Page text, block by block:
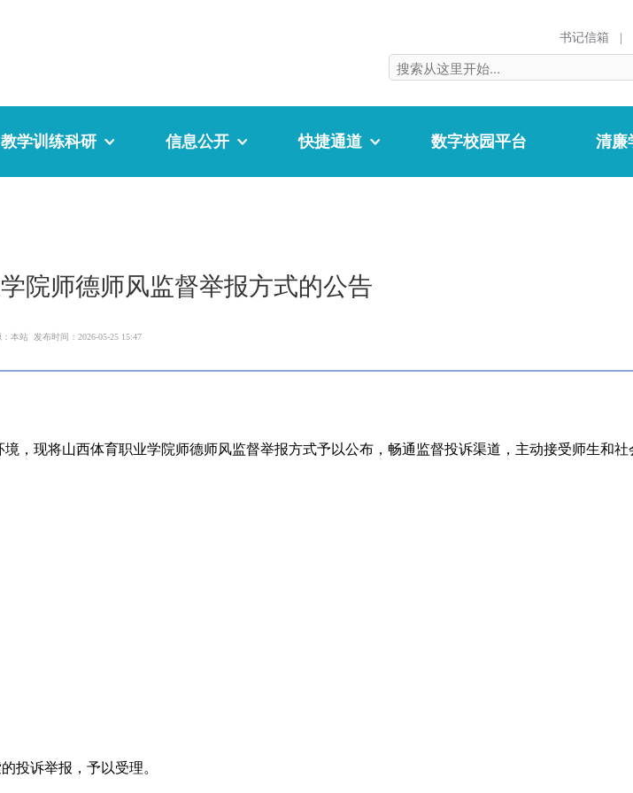
书记信箱
教学训练科研 信息公开 快捷通道 数字校园平台 清廉
院师德师风监督举报方式的公告
本站 发布时间：2026-05-25 15:47
，现将山西体育职业学院师德师风监督举报方式予以公布，畅通监督投诉渠道，主动接受师生和社
投诉举报，予以受理。